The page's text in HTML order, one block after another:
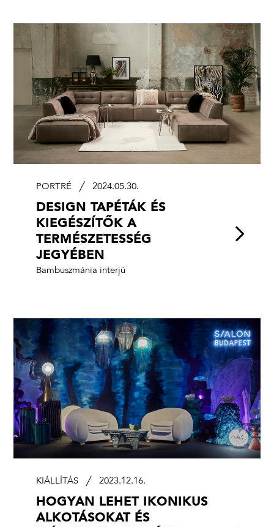
PORTRÉ 2024.05.30.
DESIGN TAPÉTÁK ÉS
KIEGÉSZÍTŐK A
TERMÉSZETESSÉG
JEGYÉBEN
Bambuszmánia interjú
KIÁLLÍTÁS 2023.12.16.
HOGYAN LEHET IKONIKUS
ALKOTÁSOKAT ÉS